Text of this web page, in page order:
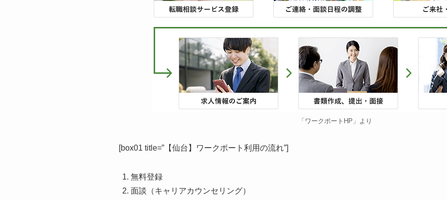
「ワークポートHP」より
[box01 title=”【仙台】ワークポート利用の流れ”]
無料登録
面談（キャリアカウンセリング）